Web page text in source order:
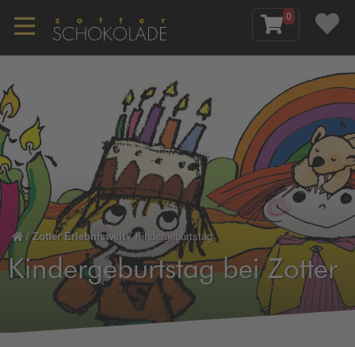
0
/Zotter Erlebniswelt /Kindergeburtstag
Kindergeburtstag bei Zotter